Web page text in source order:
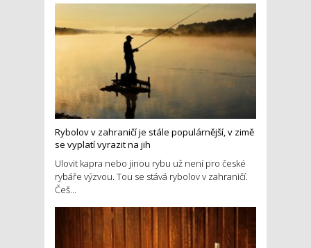
Rybolov v zahraničí je stále populárnější, v zimě
se vyplatí vyrazit na jih
Ulovit kapra nebo jinou rybu už není pro české
rybáře výzvou. Tou se stává rybolov v zahraničí.
Češ...